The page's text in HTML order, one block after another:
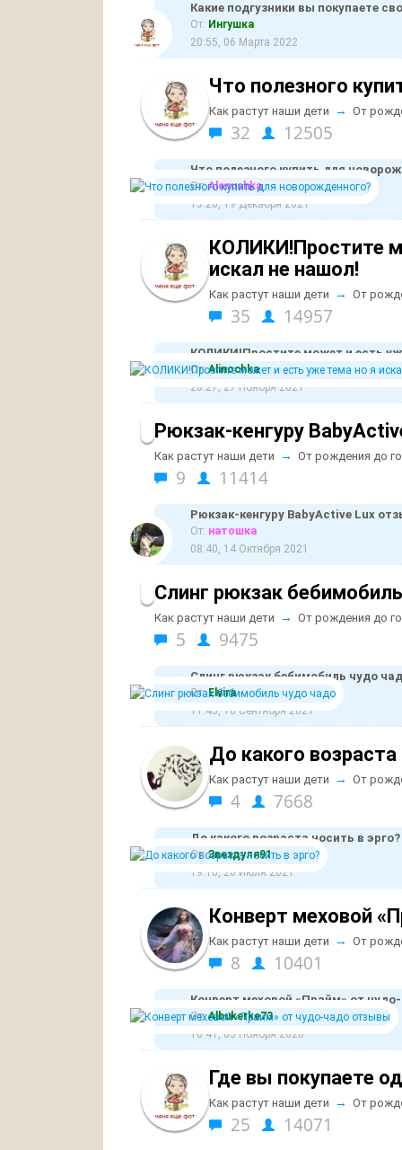
Какие подгузники вы покупаете
От: Ингушка
20:55, 06 Марта 2022
Что полезного
Как растут наши дети → От
32 12505
Что полезного купить для
От:Alenushka
13:20, 19 Декабря 2021
КОЛИКИ!Простите
искал не нашол!
Как растут наши дети → От
35 14957
КОЛИКИ!Простите может и есть
От:Alinochka
20:27, 27 Ноября 2021
Рюкзак-кенгуру
Как растут наши дети → От рождения до
9 11414
Рюкзак-кенгуру BabyActive Lux
От: натошка
08:40, 14 Октября 2021
Слинг рюкзак
Как растут наши дети → От рождения до
5 9475
Слинг рюкзак бебимобиль чудо
От:Elvira
11:45, 10 Сентября 2021
До какого возраста
Как растут наши дети → От
4 7668
До какого возраста носить в эрго?
От:Звездуля91
19:16, 26 Июля 2021
Конверт меховой
Как растут наши дети → От
8 10401
Конверт меховой «Прайм» от
От:Albukerke73
10:41, 05 Ноября 2020
Где вы покупаете
Как растут наши дети → От
25 14071